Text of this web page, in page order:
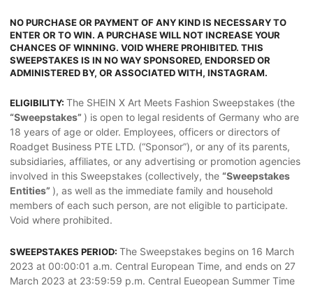
NO PURCHASE OR PAYMENT OF ANY KIND IS NECESSARY TO
ENTER OR TO WIN. A PURCHASE WILL NOT INCREASE YOUR
CHANCES OF WINNING. VOID WHERE PROHIBITED. THIS
SWEEPSTAKES IS IN NO WAY SPONSORED, ENDORSED OR
ADMINISTERED BY, OR ASSOCIATED WITH, INSTAGRAM.
ELIGIBILITY:The SHEIN X Art Meets Fashion Sweepstakes (the
“Sweepstakes” ) is open to legal residents of Germany who are
18 years of age or older. Employees, officers or directors of
Roadget Business PTE LTD. (“Sponsor”), or any of its parents,
subsidiaries, affiliates, or any advertising or promotion agencies
involved in this Sweepstakes (collectively, the“Sweepstakes
Entities” ), as well as the immediate family and household
members of each such person, are not eligible to participate.
Void where prohibited.
SWEEPSTAKES PERIOD:The Sweepstakes begins on 16 March
2023 at 00:00:01 a.m. Central European Time, and ends on 27
March 2023 at 23:59:59 p.m. Central Eueopean Summer Time